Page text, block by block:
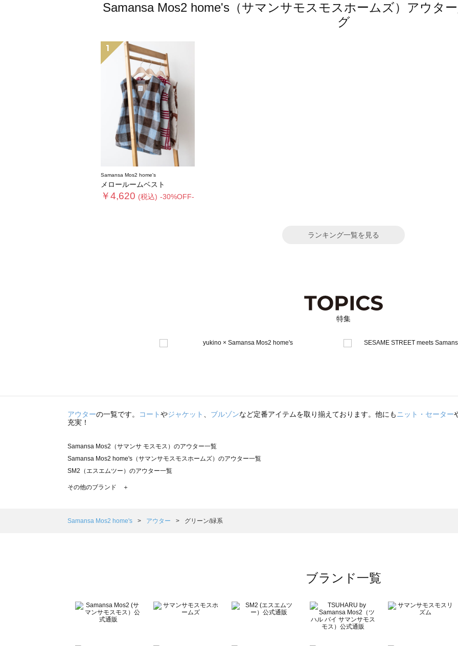
Samansa Mos2 home's（サマンサモスモスホームズ）アウタ
グ
1
Samansa Mos2 home's
メロールームベスト
￥4,620 (税込) -30%OFF-
ランキング一覧を見る
特集
アウターの一覧です。 コートやジャケット 、 ブルゾンなど定番アイテムを取り揃えております。他にもニット・セーター
充実！
Samansa Mos2（サマンサ モスモス）のアウター一覧
Samansa Mos2 home's（サマンサモスモスホームズ）のアウター一覧
SM2（エスエムツー）のアウター一覧
TSUHARU by Samansa Mos2（ツハルバイサマンサモスモス）のアウター一覧
Samansa Mos2 Lagom（サマンサモスモス ラーゴム）のアウター一覧
BETTY'S BLUE（べティーズブルー）のアウター一覧
Wpc.（ワールドパーティー）のアウター一覧
その他のブランド ＋
Samansa Mos2 home's アウター グリーン/緑系
ブランド一覧